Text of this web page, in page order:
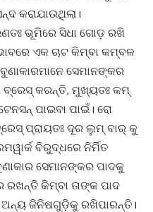
କରାଯାଉଥିଲା।
ଭୂମିରେ ସିଧା ଗୋଡ଼ ରଖି
ଏକ ଚାଟ କିମ୍ବା କମ୍ବଳ
ସେମାନଙ୍କର
ବ୍ରେସ୍ କରନ୍ତି, ମୁଖ୍ୟତଃ କମ୍
ପାଇବା ପାଇଁ। ରୋ
ପ୍ରାୟତଃ ଦୂର ଲୁମ୍ ବାର୍ କୁ
ବିରୁଦ୍ଧରେ ନିର୍ମିତ
ସେମାନଙ୍କର ପାଦକୁ
ରଖନ୍ତି କିମ୍ବା ତାଙ୍କ ପାଦ
ଅନ୍ୟ ଜିନିଷଗୁଡ଼ିକୁ ରଖିପାରନ୍ତି।